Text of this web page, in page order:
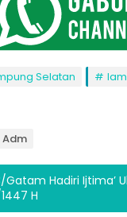
Selatan
Adm
Hadiri Ijtima’
H